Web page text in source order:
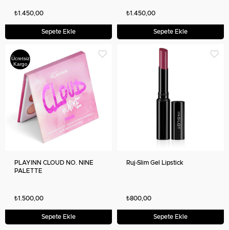
₺1.450,00
Sepete Ekle
₺1.450,00
Sepete Ekle
Ücretsiz
Kargo
PLAYINN CLOUD NO. NINE
PALETTE
₺1.500,00
Sepete Ekle
Ruj-Slim Gel Lipstick
₺800,00
Sepete Ekle